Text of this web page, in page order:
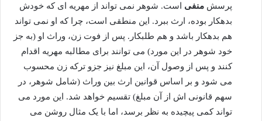
پرسش منفی است. شوهر نمی تواند از مهریه ای که خودش
بدهکار بوده، ارث ببرد. این منطقی است، چرا که او نمی تواند
هم بدهکار باشد و هم طلبکار. پس از فوت زن، وراث او (به جز
خود شوهر در این مورد) می توانند برای مطالبه مهریه اقدام
کنند و پس از وصول آن، این مبلغ نیز جزو ترکه زن محسوب
می شود و بر اساس قوانین ارث بین وراث (شامل شوهر، در
سهم قانونی اش از آن مبلغ) تقسیم خواهد شد. این مورد می
تواند کمی پیچیده به نظر برسد، اما با یک مثال روشن می